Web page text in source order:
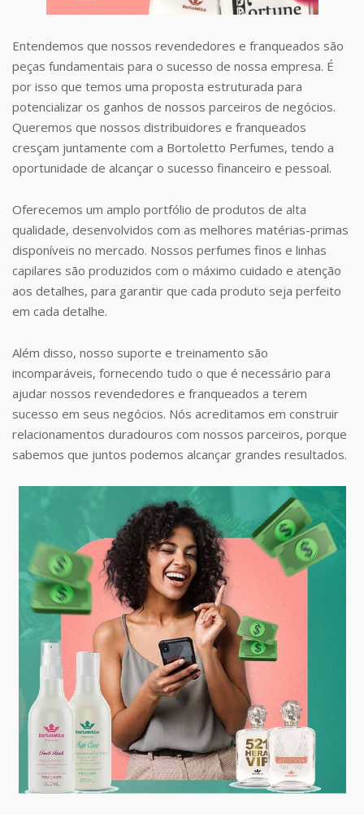
Entendemos que nossos revendedores e franqueados são
peças fundamentais para o sucesso de nossa empresa. É
por isso que temos uma proposta estruturada para
potencializar os ganhos de nossos parceiros de negócios.
Queremos que nossos distribuidores e franqueados
cresçam juntamente com a Bortoletto Perfumes, tendo a
oportunidade de alcançar o sucesso financeiro e pessoal.
Oferecemos um amplo portfólio de produtos de alta
qualidade, desenvolvidos com as melhores matérias-primas
disponíveis no mercado. Nossos perfumes finos e linhas
capilares são produzidos com o máximo cuidado e atenção
aos detalhes, para garantir que cada produto seja perfeito
em cada detalhe.
Além disso, nosso suporte e treinamento são
incomparáveis, fornecendo tudo o que é necessário para
ajudar nossos revendedores e franqueados a terem
sucesso em seus negócios. Nós acreditamos em construir
relacionamentos duradouros com nossos parceiros, porque
sabemos que juntos podemos alcançar grandes resultados.